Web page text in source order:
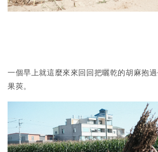
一個早上就這麼來來回回把曬乾的胡麻抱
果莢。